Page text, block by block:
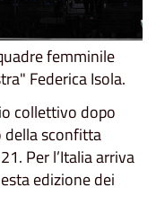
femminile
Federica Isola.
collettivo dopo
della sconfitta
Per l’Italia arriva
edizione dei